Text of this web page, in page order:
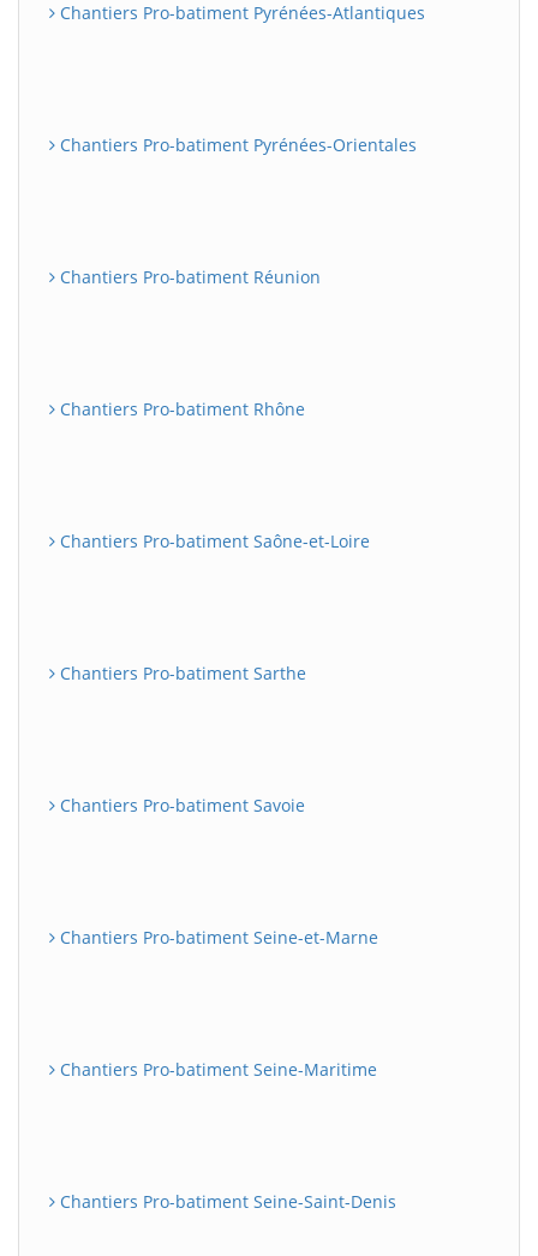
Chantiers Pro-batiment Pyrénées-Atlantiques
Chantiers Pro-batiment Pyrénées-Orientales
Chantiers Pro-batiment Réunion
Chantiers Pro-batiment Rhône
Chantiers Pro-batiment Saône-et-Loire
Chantiers Pro-batiment Sarthe
Chantiers Pro-batiment Savoie
Chantiers Pro-batiment Seine-et-Marne
Chantiers Pro-batiment Seine-Maritime
Chantiers Pro-batiment Seine-Saint-Denis